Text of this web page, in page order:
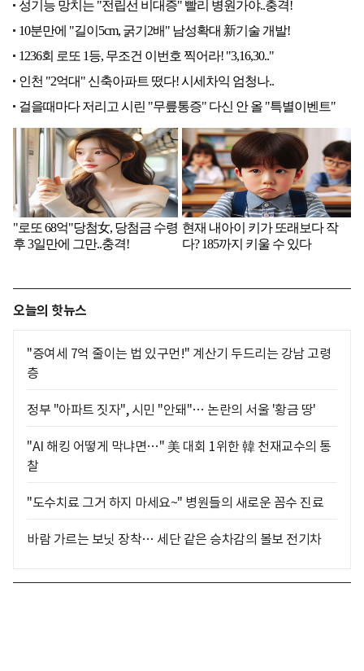
오늘의 핫뉴스
"증여세 7억 줄이는 법 있구먼!" 계산기 두드리는 강남 고령
층
정부 "아파트 짓자", 시민 "안돼"… 논란의 서울 '황금 땅'
"AI 해킹 어떻게 막냐면…" 美 대회 1위한 韓 천재교수의 통
찰
"도수치료 그거 하지 마세요~" 병원들의 새로운 꼼수 진료
바람 가르는 보닛 장착… 세단 같은 승차감의 볼보 전기차